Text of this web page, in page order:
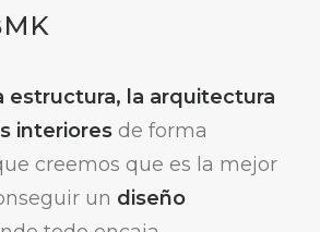
estructura, la arquitectura
interiores de forma
creemos que es la mejor
un diseño